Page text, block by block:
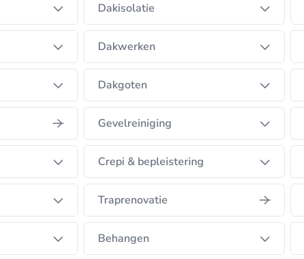
Dakisolatie
Dakwerken
Dakgoten
Gevelreiniging
Crepi & bepleistering
Traprenovatie
Behangen